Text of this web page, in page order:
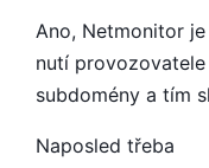
Ano, Netmonitor
nutí
subdomény a tím
Naposled třeba